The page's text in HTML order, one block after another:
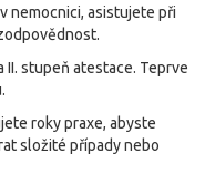
nemocnici, asistujete při
II. stupeň atestace. Teprve
roky praxe, abyste
složité případy nebo